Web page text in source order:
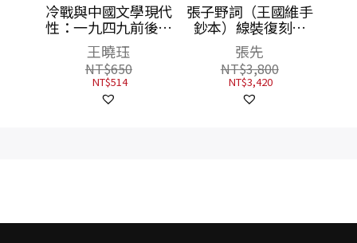
冷戰與中國文學現代
性：一九四九前後重
新想像中國的方法
王曉珏
NT$650
NT$514
張子野詞（王國維手
鈔本）線裝復刻版
【附典藏書匣，〈歸
朝歡〉宣紙花箋】
張先
NT$3,800
NT$3,420